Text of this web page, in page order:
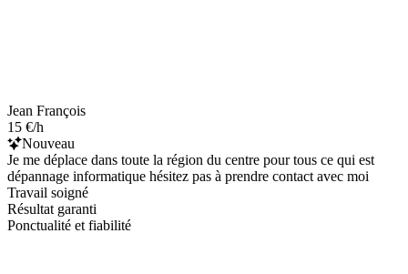
Jean François
15 €/h
Nouveau
Je me déplace dans toute la région du centre pour tous ce qui est
dépannage informatique hésitez pas à prendre contact avec moi
Travail soigné
Résultat garanti
Ponctualité et fiabilité